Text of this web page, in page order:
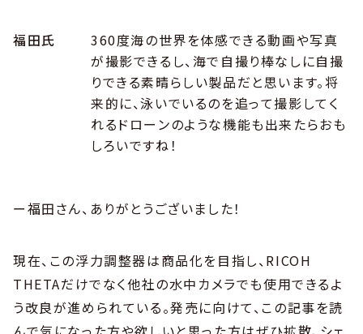
福田氏
360度海の世界を体感できる動画や写真
が撮影できるし、海で自撮り棒なしに自撮
りできる素晴らしい製品だと思います。将
来的に、泳いでいるのを追って撮影してく
れるドローンのような機能も出来たらおも
しろいですね！
ー福田さん、ありがとうございました！
現在、この浮力調整器は商品化を目指し、RICOH
THETAだけでなく他社の水中カメラでも使用できるよ
う改良が進められている。発売に向けて、この記事を読